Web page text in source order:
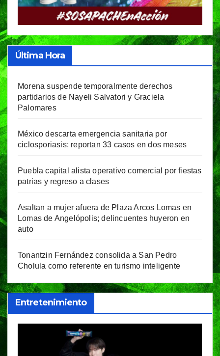
Última Hora
Morena suspende temporalmente derechos
partidarios de Nayeli Salvatori y Graciela
Palomares
México descarta emergencia sanitaria por
ciclosporiasis; reportan 33 casos en dos meses
Puebla capital alista operativo comercial por fiestas
patrias y regreso a clases
Asaltan a mujer afuera de Plaza Arcos Lomas en
Lomas de Angelópolis; delincuentes huyeron en
auto
Tonantzin Fernández consolida a San Pedro
Cholula como referente en turismo inteligente
Entretenimiento